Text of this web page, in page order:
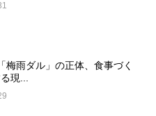
梅雨ダル」の正体、食事づく
現...